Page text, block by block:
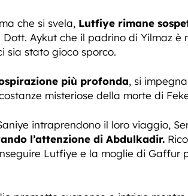
che si svela, Lutfiye rimane
Dott. Aykut che il padrino di Yilmaz
sia stato gioco sporco.
più profonda, si
misteriose della morte di
intraprendono il loro viaggio,
l’attenzione di Abdulkadir.
Lutfiye e la moglie di Gaffur